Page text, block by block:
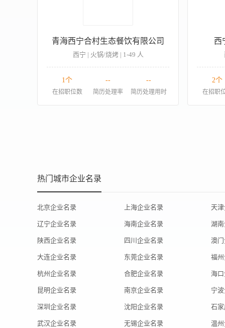
青海西宁合村生态餐饮有限公司
西宁 | 火锅/烧烤 | 1-49 人
1个
在招职位数
--
简历处理率
--
简历处理用时
西
2个
在招职
热门城市企业名录
北京企业名录 上海企业名录 天
辽宁企业名录 海南企业名录 湖
陕西企业名录 四川企业名录 澳
大连企业名录 东莞企业名录 福
杭州企业名录 合肥企业名录 海
昆明企业名录 南京企业名录 宁
深圳企业名录 沈阳企业名录 石
武汉企业名录 无锡企业名录 温